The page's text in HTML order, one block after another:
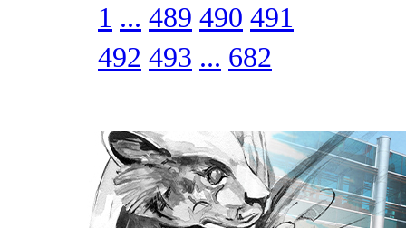
1 ... 489 490 491
492 493 ... 682